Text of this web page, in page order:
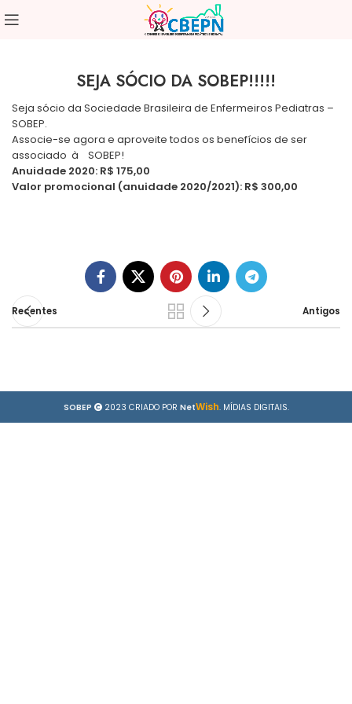
SEJA SÓCIO DA SOBEP!!!!!
Seja sócio da Sociedade Brasileira de Enfermeiros Pediatras –
SOBEP.
Associe-se agora e aproveite todos os benefícios de ser
associado à SOBEP!
Anuidade 2020: R$ 175,00
Valor promocional (anuidade 2020/2021): R$ 300,00
Recentes Antigos
SOBEP 2023 CRIADO POR NetWish. MÍDIAS DIGITAIS.